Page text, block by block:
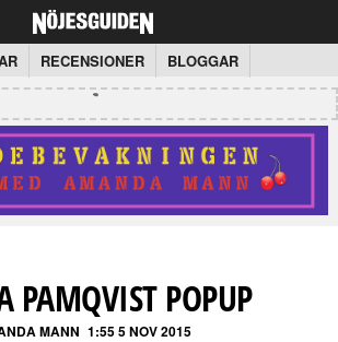
RECENSIONER BLOGGAR
PAMQVIST POPUP
MANN 1:55 5 NOV 2015